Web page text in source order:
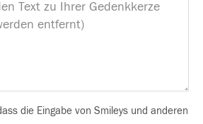
die Eingabe von Smileys und anderen